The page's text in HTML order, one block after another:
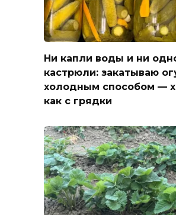
Ни капли воды и ни
кастрюли: закатываю
холодным способом —
как с грядки